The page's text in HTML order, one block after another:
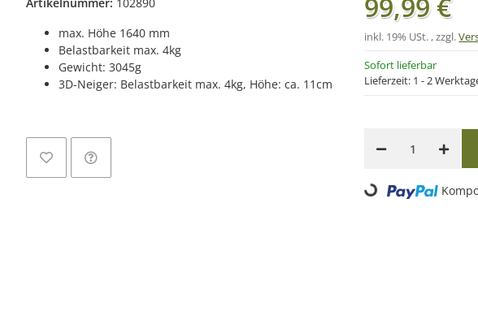
max. Höhe 1640 mm
Belastbarkeit max. 4kg
Gewicht: 3045g
3D-Neiger: Belastbarkeit max. 4kg, Höhe: ca. 11cm
Sofort lieferbar
Lieferzeit: 1 - 2
inkl. 19% USt. , zzgl.
Loading...